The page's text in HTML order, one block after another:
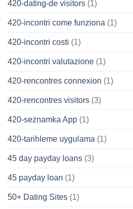
420-dating-de visitors (1)
420-incontri come funziona (1)
420-incontri costi (1)
420-incontri valutazione (1)
420-rencontres connexion (1)
420-rencontres visitors (3)
420-seznamka App (1)
420-tarihleme uygulama (1)
45 day payday loans (3)
45 payday loan (1)
50+ Dating Sites (1)